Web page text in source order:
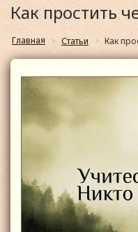
Как простить
Главная Статьи Как